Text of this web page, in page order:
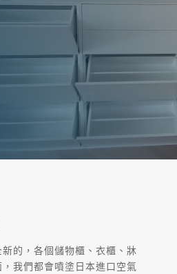
的，各個儲物櫃、衣櫃、牀
我們都會噴塗日本進口空氣